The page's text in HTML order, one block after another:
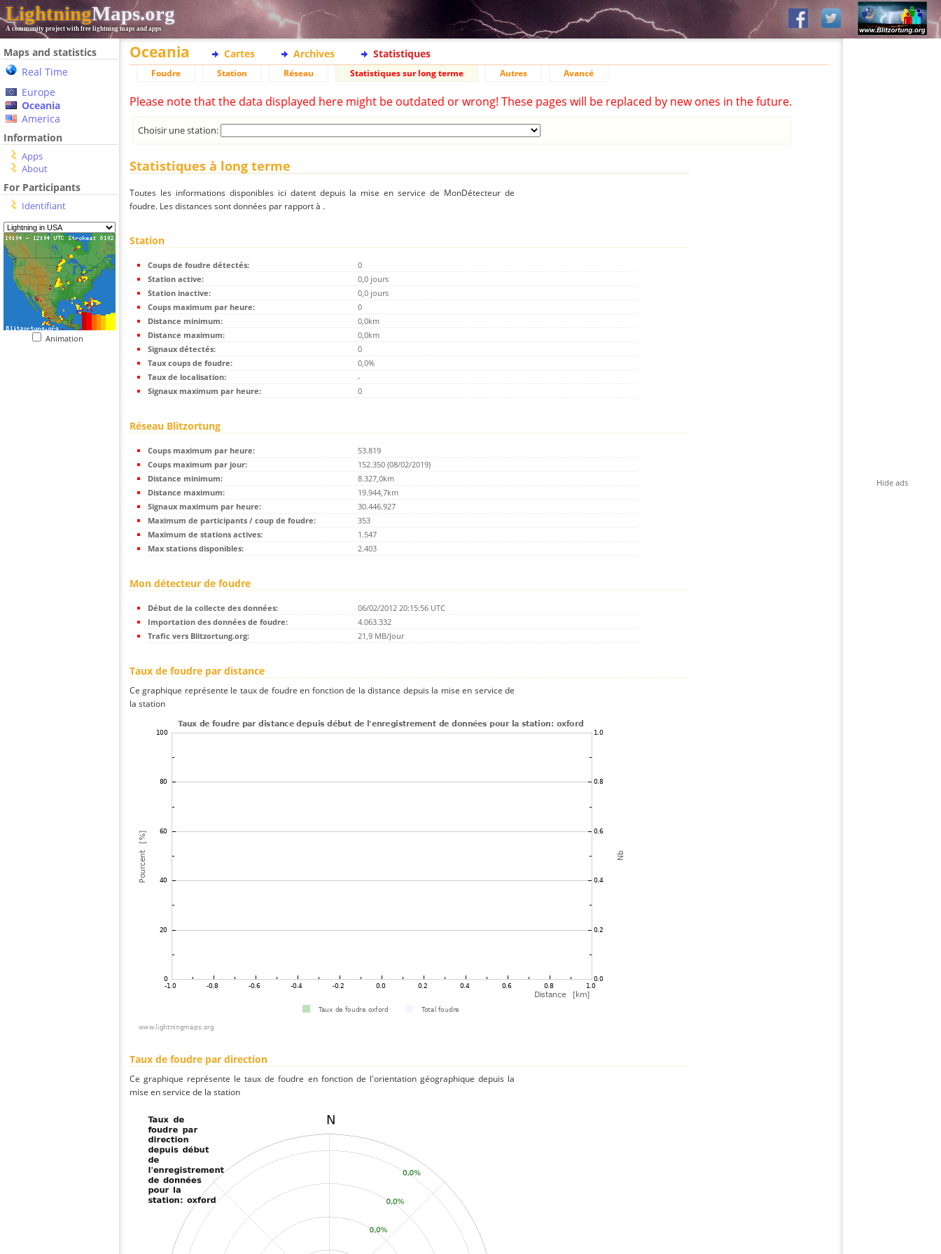
LightningMaps.org
A community project with free lightning maps and apps
Maps and statistics
Real Time
Europe
Oceania
America
Information
Apps
About
For Participants
Identifiant
Animation
Oceania Cartes Archives Statistiques
Foudre Station Réseau Statistiques sur long terme Autres Avancé
Please note that the data displayed here might be outdated or wrong! These pages will be replaced by new ones in the future.
Choisir une station:
Statistiques à long terme
Toutes les informations disponibles ici datent depuis la mise en service de MonDétecteur de
foudre. Les distances sont données par rapport à .
Station
Coups de foudre détectés:
0
Station active:
0,0 jours
Station inactive:
0,0 jours
Coups maximum par heure:
0
Distance minimum:
0,0km
Distance maximum:
0,0km
Signaux détectés:
0
Taux coups de foudre:
0,0%
Taux de localisation:
-
Signaux maximum par heure:
0
Réseau Blitzortung
Coups maximum par heure:
53.819
Coups maximum par jour:
152.350 (08/02/2019)
Distance minimum:
8.327,0km
Distance maximum:
19.944,7km
Signaux maximum par heure:
30.446.927
Maximum de participants / coup de foudre:
353
Maximum de stations actives:
1.547
Max stations disponibles:
2.403
Mon détecteur de foudre
Début de la collecte des données:
06/02/2012 20:15:56 UTC
Importation des données de foudre:
4.063.332
Trafic vers Blitzortung.org:
21,9 MB/Jour
Taux de foudre par distance
Ce graphique représente le taux de foudre en fonction de la distance depuis la mise en service de
la station
Taux de foudre par direction
Ce graphique représente le taux de foudre en fonction de l'orientation géographique depuis la
mise en service de la station
Hide ads